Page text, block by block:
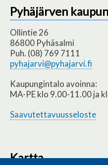
Pyhäjärven
Ollintie 26
86800 Pyhäsalmi
Puh. (08) 769 7111
pyhajarvi@pyhajarvi.fi
Kaupungintalo avoinna:
MA-PE klo 9.00-11.00 ja
Saavutettavuusseloste
Kartta